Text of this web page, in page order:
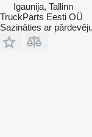
Igaunija, Tallinn
TruckParts Eesti OÜ
Sazināties ar